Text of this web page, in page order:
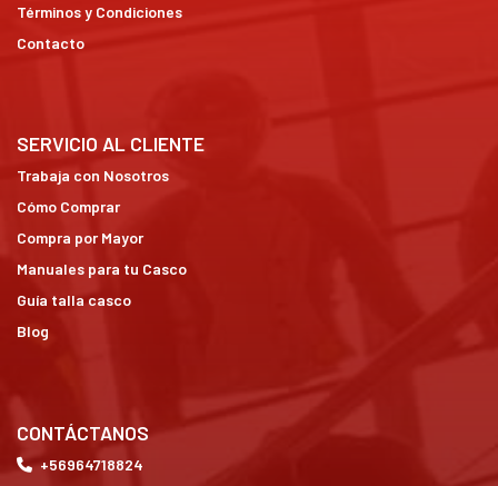
Términos y Condiciones
Contacto
SERVICIO AL CLIENTE
Trabaja con Nosotros
Cómo Comprar
Compra por Mayor
Manuales para tu Casco
Guía talla casco
Blog
CONTÁCTANOS
+56964718824